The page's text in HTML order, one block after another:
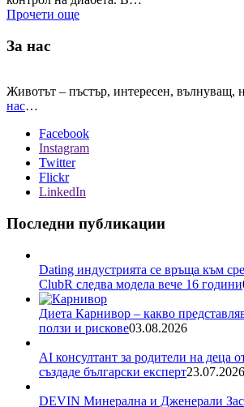
Прочети още
За нас
Животът – пъстър, интересен, вълнуващ,
нас…
Facebook
Instagram
Twitter
Flickr
LinkedIn
Последни публикации
Dating индустрията се връща към
ClubR следва модела вече 16 години
Диета Карнивор – какво
ползи и рискове03.08.2026
AI консултант за родители на деца
създаде български експерт23.07.2026
DEVIN Минерална и Дженерали